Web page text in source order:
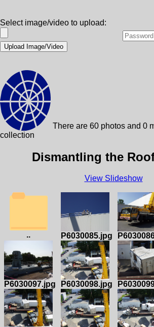
Select image/video to upload:
There are 60 photos and 0
collection
Dismantling the
View Slideshow
.. P6030085.jpg
P6030097.jpg P6030098.jpg